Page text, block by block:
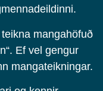
mangahöfuð
Ef vel gengur
mangateikningar.